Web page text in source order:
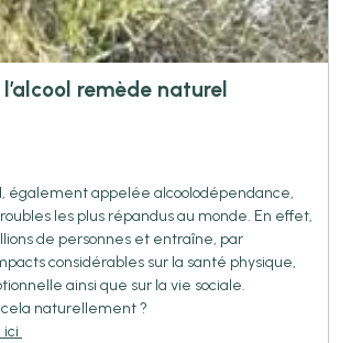
remède naturel
également appelée alcoolodépendance,
les plus répandus au monde. En effet,
de personnes et entraîne, par
considérables sur la santé physique,
ainsi que sur la vie sociale.
naturellement ?
ici